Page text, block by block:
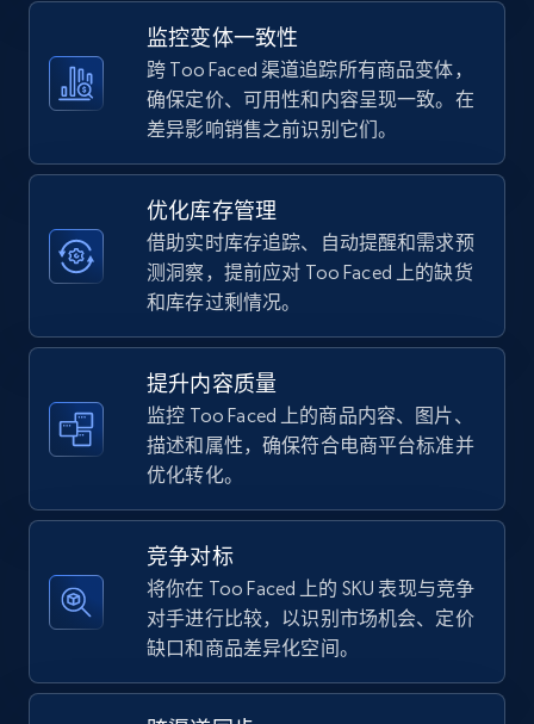
URL, Title, Available, Description, Currency, Initial
price, Final price, Discount percent, and more.
5.4K+ 668+ 立即开始
TikTok Shop - category
URL, Title, Available, Description, Currency, Initial
price, Final price, Discount percent, and more.
TikTok Shop - Collect TikTok shop products
by keywords search
URL, Title, Available, Description, Currency, Initial
price, Final price, Discount percent, and more.
5.4K+ 668+
监控变体一致性
跨 Too Faced 渠道追踪所有商品变体，
确保定价、可用性和内容呈现一致。在
差异影响销售之前识别它们。
优化库存管理
借助实时库存追踪、自动提醒和需求预
测洞察，提前应对 Too Faced 上的缺货
和库存过剩情况。
提升内容质量
监控 Too Faced 上的商品内容、图片、
描述和属性，确保符合电商平台标准并
优化转化。
竞争对标
将你在 Too Faced 上的 SKU 表现与竞争
对手进行比较，以识别市场机会、定价
缺口和商品差异化空间。